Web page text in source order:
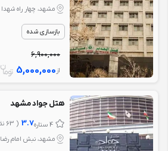
مشهد، چهار راه شهدا
بازسازی شده
6,900,000
از 5,000,000
هتل جواد مشهد
4 ستاره 3.7 ( 63 نظر )
مشهد، نبش امام رضا 3